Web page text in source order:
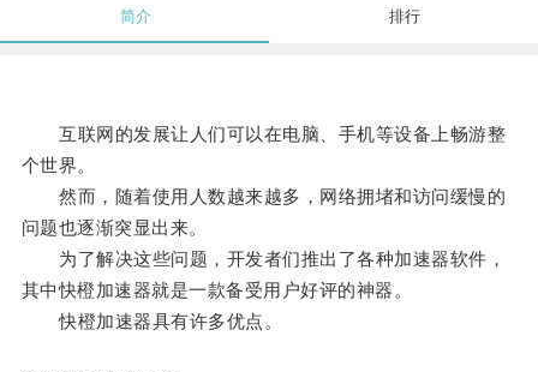
简介 排行
互联网的发展让人们可以在电脑、手机等设备上畅游整
个世界。
然而，随着使用人数越来越多，网络拥堵和访问缓慢的
问题也逐渐突显出来。
为了解决这些问题，开发者们推出了各种加速器软件，
其中快橙加速器就是一款备受用户好评的神器。
快橙加速器具有许多优点。